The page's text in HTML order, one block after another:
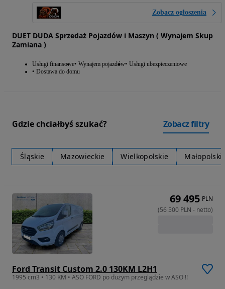
Zobacz ogłoszenia
DUET DUDA Sprzedaż Pojazdów i Maszyn ( Wynajem Skup
Zamiana )
Usługi finansowe Wynajem pojazdów Usługi ubezpieczeniowe
Dostawa do domu
Gdzie chciałbyś szukać? Zobacz filtry
Śląskie Mazowieckie Wielkopolskie
Ford Transit Custom 2.0 130KM L2H1
1995 cm3 • 130 KM • ASO FORD po dużym przeglądzie w ASO !!
69 495 PLN
(56 500 PLN - netto)